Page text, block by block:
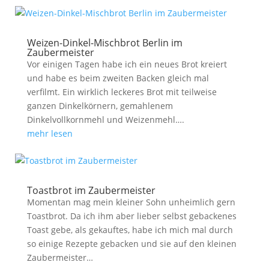
Weizen-Dinkel-Mischbrot Berlin im
Zaubermeister
Vor einigen Tagen habe ich ein neues Brot kreiert
und habe es beim zweiten Backen gleich mal
verfilmt. Ein wirklich leckeres Brot mit teilweise
ganzen Dinkelkörnern, gemahlenem
Dinkelvollkornmehl und Weizenmehl….
mehr lesen
Toastbrot im Zaubermeister
Momentan mag mein kleiner Sohn unheimlich gern
Toastbrot. Da ich ihm aber lieber selbst gebackenes
Toast gebe, als gekauftes, habe ich mich mal durch
so einige Rezepte gebacken und sie auf den kleinen
Zaubermeister…